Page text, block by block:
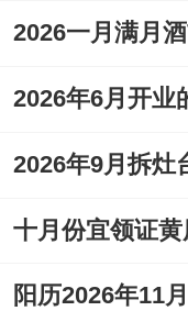
2026年9月拆灶